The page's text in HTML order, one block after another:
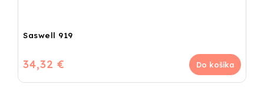
Saswell 919
34,32 € Do košíka